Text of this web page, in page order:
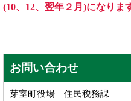
(10、12、翌年２月)になりま
お問い合わせ
芽室町役場 住民税務課